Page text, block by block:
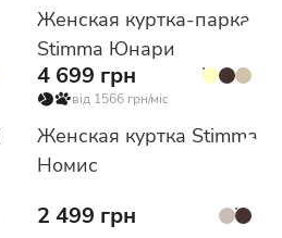
Женская куртка-парка
Stimma Юнари
4 699 грн
від 1566 грн/міс
Женская куртка Stimma
Номис
2 499 грн